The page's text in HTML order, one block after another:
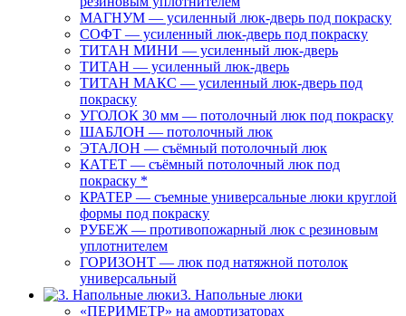
МАГНУМ — усиленный люк-дверь под покраску
СОФТ — усиленный люк-дверь под покраску
ТИТАН МИНИ — усиленный люк-дверь
ТИТАН — усиленный люк-дверь
ТИТАН МАКС — усиленный люк-дверь под
покраску
УГОЛОК 30 мм — потолочный люк под покраску
ШАБЛОН — потолочный люк
ЭТАЛОН — съёмный потолочный люк
КАТЕТ — съёмный потолочный люк под
покраску *
КРАТЕР — съемные универсальные люки круглой
формы под покраску
РУБЕЖ — противопожарный люк с резиновым
уплотнителем
ГОРИЗОНТ — люк под натяжной потолок
универсальный
3. Напольные люки
«ПЕРИМЕТР» на амортизаторах